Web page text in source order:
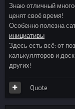
Знаю отличный
ценят своё время!
Особенно полезна
инициативы
Здесь есть всё: от
калькуляторов и
других!
Quote